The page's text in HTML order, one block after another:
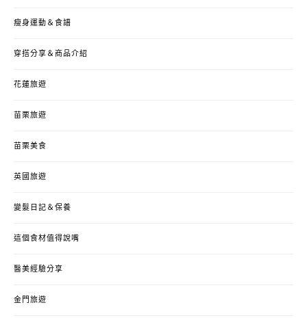
瘦身運動＆食譜
穿搭分享＆商品介紹
花蓮旅遊
苗栗旅遊
苗栗美食
英國旅遊
變髮日記＆保養
這個食材值得說嘴
醫美經驗分享
金門旅遊